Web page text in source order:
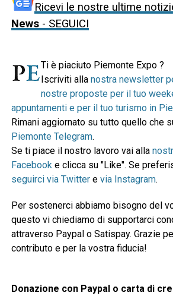
Ricevi le nostre ultime
News- SEGUICI
Ti è piaciuto Piemonte Expo ?
Iscriviti alla nostra newsletter
nostre proposte per il tuo
appuntamenti e per il tuo turismo in
Rimani aggiornato su tutto quello che
Piemonte Telegram.
Se ti piace il nostro lavoro vai alla
Facebooke clicca su "Like". Se
seguirci via Twittere via Instagram.
Per sostenerci abbiamo bisogno del
questo vi chiediamo di supportarci
attraverso Paypal o Satispay. Grazie
contributo e per la vostra fiducia!
Donazione con Paypal o carta di